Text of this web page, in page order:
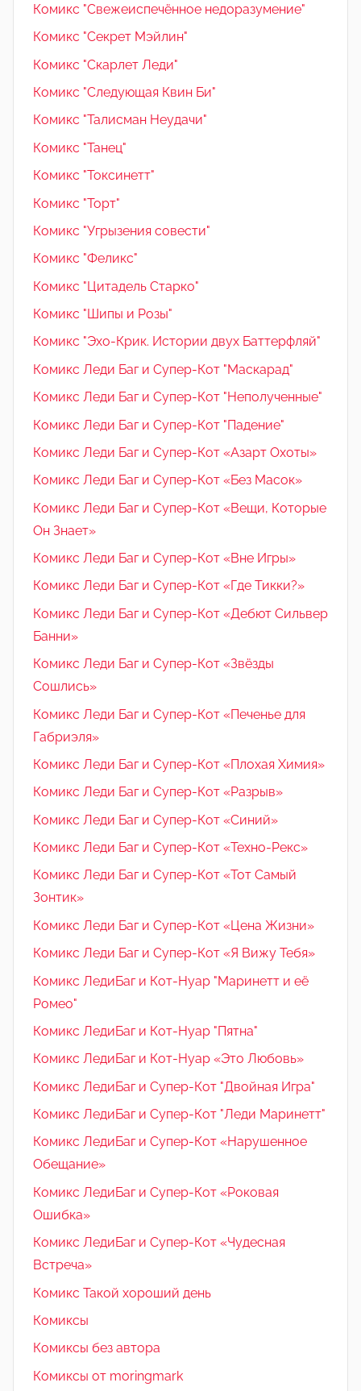
Комикс "Свежеиспечённое недоразумение"
Комикс "Секрет Мэйлин"
Комикс "Скарлет Леди"
Комикс "Следующая Квин Би"
Комикс "Талисман Неудачи"
Комикс "Танец"
Комикс "Токсинетт"
Комикс "Торт"
Комикс "Угрызения совести"
Комикс "Феликс"
Комикс "Цитадель Старко"
Комикс "Шипы и Розы"
Комикс "Эхо-Крик. Истории двух Баттерфляй"
Комикс Леди Баг и Супер-Кот "Маскарад"
Комикс Леди Баг и Супер-Кот "Неполученные"
Комикс Леди Баг и Супер-Кот "Падение"
Комикс Леди Баг и Супер-Кот «Азарт Охоты»
Комикс Леди Баг и Супер-Кот «Без Масок»
Комикс Леди Баг и Супер-Кот «Вещи, Которые
Он Знает»
Комикс Леди Баг и Супер-Кот «Вне Игры»
Комикс Леди Баг и Супер-Кот «Где Тикки?»
Комикс Леди Баг и Супер-Кот «Дебют Сильвер
Банни»
Комикс Леди Баг и Супер-Кот «Звёзды
Сошлись»
Комикс Леди Баг и Супер-Кот «Печенье для
Габриэля»
Комикс Леди Баг и Супер-Кот «Плохая Химия»
Комикс Леди Баг и Супер-Кот «Разрыв»
Комикс Леди Баг и Супер-Кот «Синий»
Комикс Леди Баг и Супер-Кот «Техно-Рекс»
Комикс Леди Баг и Супер-Кот «Тот Самый
Зонтик»
Комикс Леди Баг и Супер-Кот «Цена Жизни»
Комикс Леди Баг и Супер-Кот «Я Вижу Тебя»
Комикс ЛедиБаг и Кот-Нуар "Маринетт и её
Ромео"
Комикс ЛедиБаг и Кот-Нуар "Пятна"
Комикс ЛедиБаг и Кот-Нуар «Это Любовь»
Комикс ЛедиБаг и Супер-Кот "Двойная Игра"
Комикс ЛедиБаг и Супер-Кот "Леди Маринетт"
Комикс ЛедиБаг и Супер-Кот «Нарушенное
Обещание»
Комикс ЛедиБаг и Супер-Кот «Роковая
Ошибка»
Комикс ЛедиБаг и Супер-Кот «Чудесная
Встреча»
Комикс Такой хороший день
Комиксы
Комиксы без автора
Комиксы от moringmark